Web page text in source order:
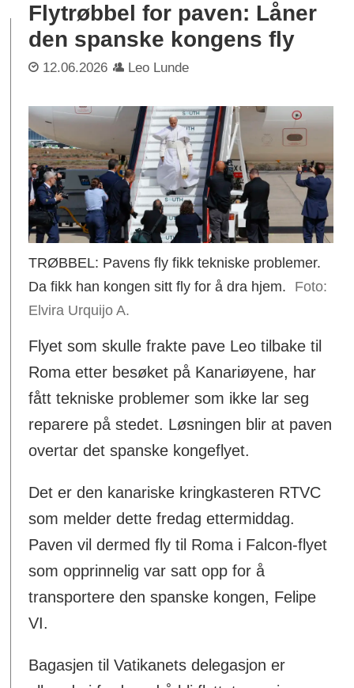
Flytrøbbel for paven: Låner
den spanske kongens fly
12.06.2026 Leo Lunde
TRØBBEL: Pavens fly fikk tekniske problemer.
Da fikk han kongen sitt fly for å dra hjem.
Elvira Urquijo A.
Flyet som skulle frakte pave Leo tilbake til
Roma etter besøket på Kanariøyene, har
fått tekniske problemer som ikke lar seg
reparere på stedet. Løsningen blir at paven
overtar det spanske kongeflyet.
Det er den kanariske kringkasteren RTVC
som melder dette fredag ettermiddag.
Paven vil dermed fly til Roma i Falcon-flyet
som opprinnelig var satt opp for å
transportere den spanske kongen, Felipe
VI.
Bagasjen til Vatikanets delegasjon er